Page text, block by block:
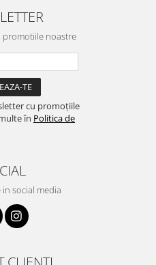
promotiile noastre
cu promoțiile
în Politica de
social media